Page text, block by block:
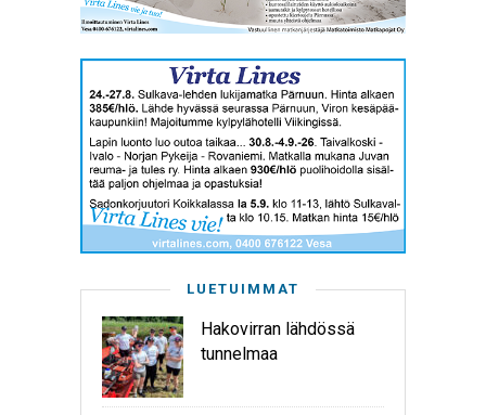
LUETUIMMAT
Hakovirran lähdössä
tunnelmaa